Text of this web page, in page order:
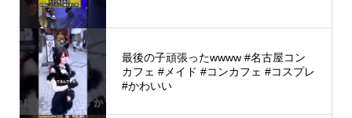
最後の子頑張ったwwww #名古屋コン
カフェ #メイド #コンカフェ #コスプレ
#かわいい